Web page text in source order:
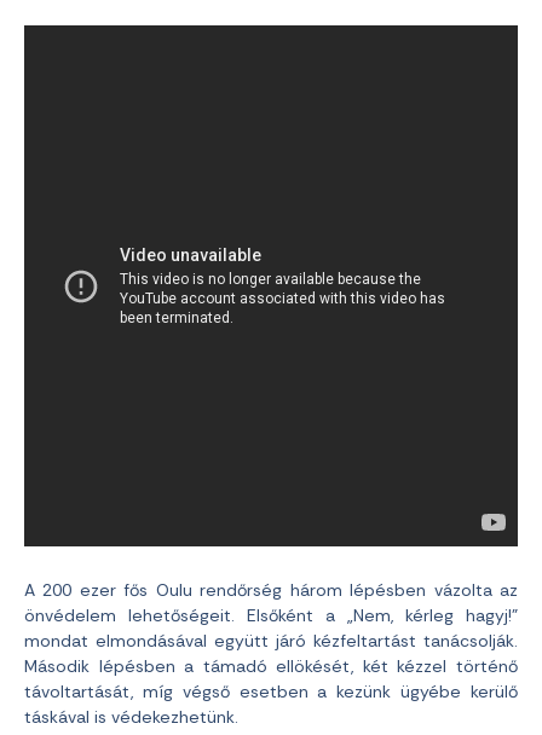
A 200 ezer fős Oulu rendőrség három lépésben vázolta az
önvédelem lehetőségeit. Elsőként a „Nem, kérleg hagyj!”
mondat elmondásával együtt járó kézfeltartást tanácsolják.
Második lépésben a támadó ellökését, két kézzel történő
távoltartását, míg végső esetben a kezünk ügyébe kerülő
táskával is védekezhetünk.